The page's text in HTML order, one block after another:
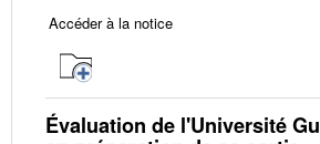
Accéder à la notice
Évaluation de l'Université